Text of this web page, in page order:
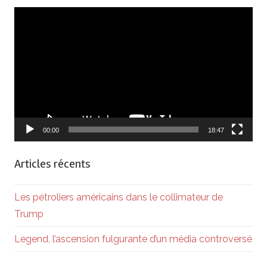
00:00 18:47
Articles récents
Les pétroliers américains dans le collimateur de
Trump
Legend, l’ascension fulgurante d’un média controversé